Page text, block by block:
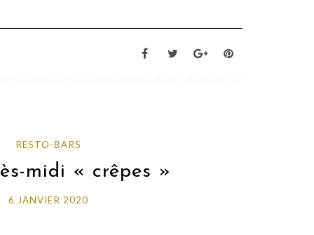
RESTO-BARS
midi « crêpes »
6 JANVIER 2020